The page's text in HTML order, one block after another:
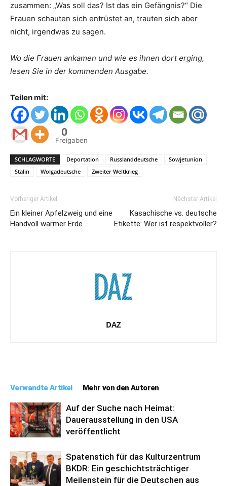
zusammen: „Was soll das? Ist das ein Gefängnis?“ Die
Frauen schauten sich entrüstet an, trauten sich aber
nicht, irgendwas zu sagen.
Wo die Frauen ankamen und wie es ihnen dort erging,
lesen Sie in der kommenden Ausgabe.
Teilen mit:
0
Freigaben
SCHLAGWORTE Deportation Russlanddeutsche
Sowjetunion
Stalin
Wolgadeutsche Zweiter Weltkrieg
Vorheriger Artikel
Ein kleiner Apfelzweig und eine
Handvoll warmer Erde
Nächster Artikel
Kasachische vs. deutsche
Etikette: Wer ist respektvoller?
DAZ
Verwandte Artikel Mehr von den Autoren
Auf der Suche nach Heimat:
Dauerausstellung in den USA
veröffentlicht
Spatenstich für das Kulturzentrum
BKDR: Ein geschichtsträchtiger
Meilenstein für die Deutschen aus